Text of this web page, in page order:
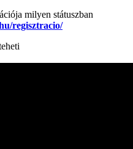
milyen státuszban
regisztracio/